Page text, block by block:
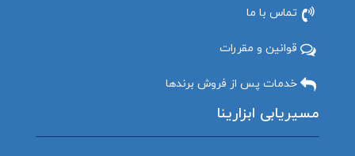
تماس با ما
قوانین و مقررات
خدمات پس از فروش برندها
مسیریابی ابزارینا